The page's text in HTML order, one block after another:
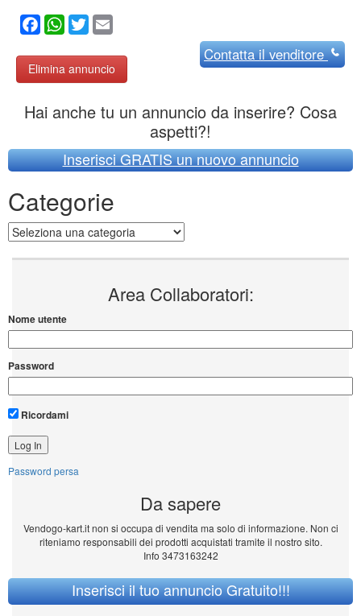
Facebook
WhatsApp
Twitter
Elimina annuncio
Contattail venditore
Hai anche tu un annuncio da inserire? Cosa
aspetti?!
Inserisci GRATIS un nuovo annuncio
Categorie
Categorie
Area Collaboratori:
Nome utente
Password
Ricordami
Password persa
Da sapere
Vendogo-kart.it non si occupa di vendita ma solo di informazione. Non ci
riteniamo responsabili dei prodotti acquistati tramite il nostro sito.
Info 3473163242
Inserisci il tuo annuncio Gratuito!!!